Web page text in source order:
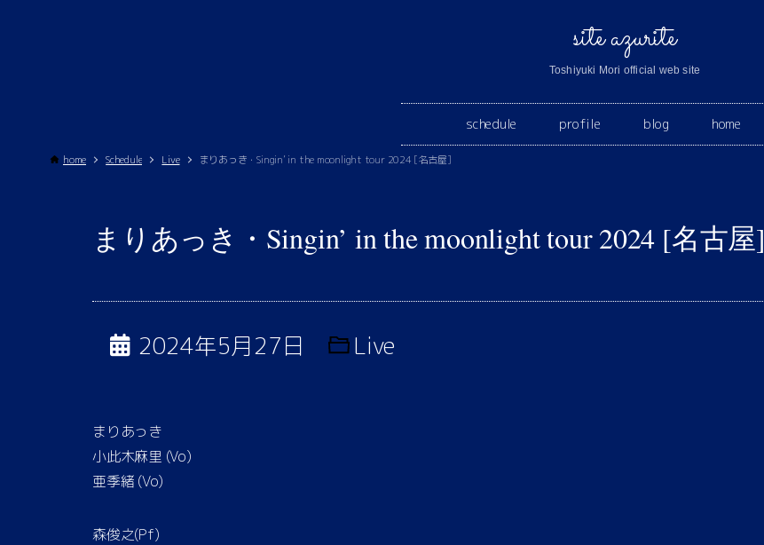
site azurite
Toshiyuki Mori official web site
schedule profile blog home
home Schedule Live まりあっき・Singin’ in the moonlight tour 2024 [名古屋]
まりあっき・Singin’ in the moonlight tour 2024 [名古屋]
2024年5月27日 Live
まりあっき
小此木麻里 (Vo)
亜季緒 (Vo)
森俊之(Pf)